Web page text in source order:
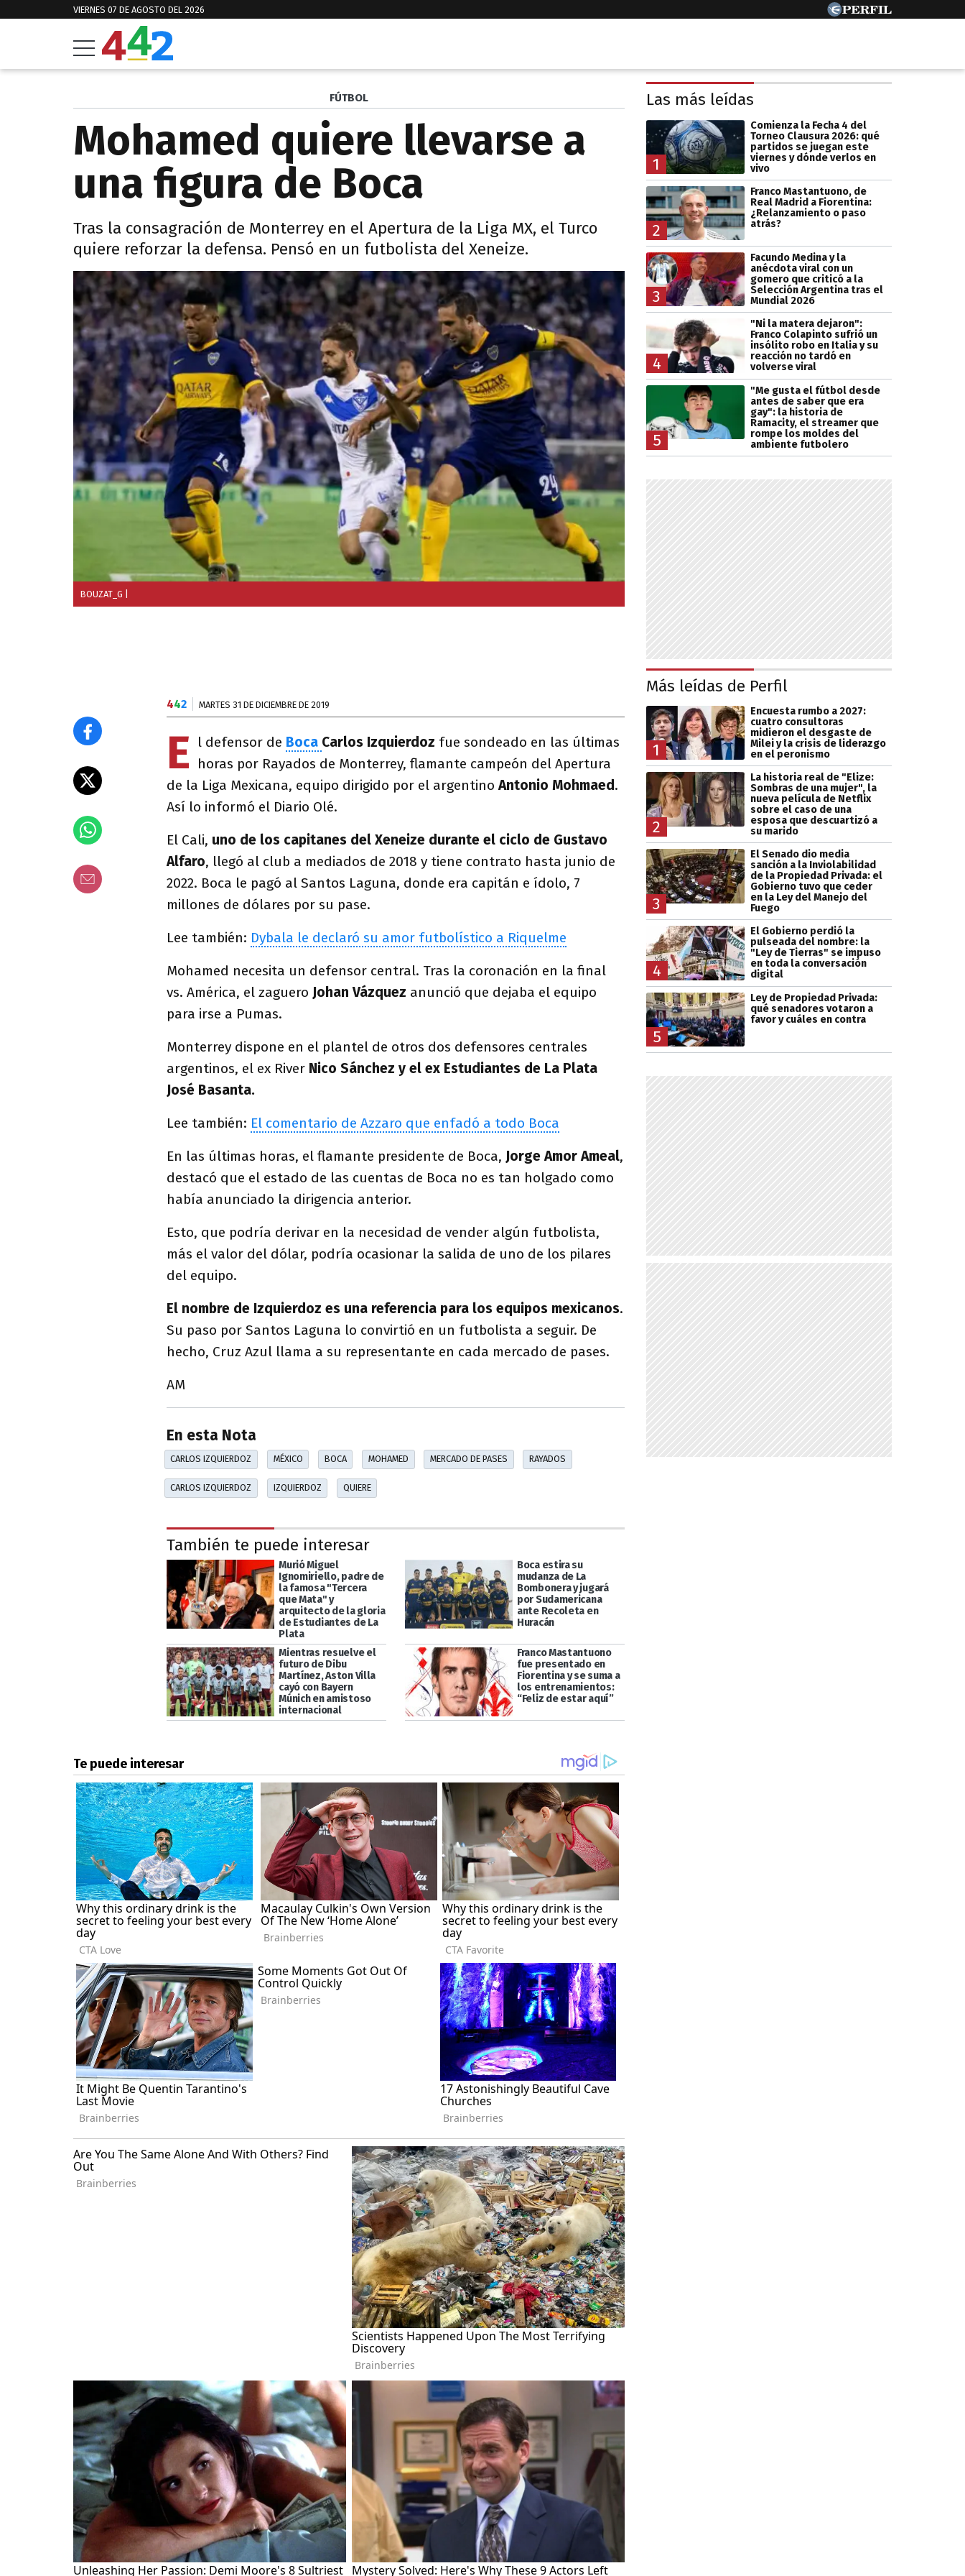
VIERNES 07 DE AGOSTO DEL 2026
FÚTBOL
Mohamed quiere llevarse a
una figura de Boca
Tras la consagración de Monterrey en el Apertura de la Liga MX, el Turco
quiere reforzar la defensa. Pensó en un futbolista del Xeneize.
BOUZAT_G
442 MARTES 31 DE DICIEMBRE DE 2019
E l defensor de Boca Carlos Izquierdoz fue sondeado en las últimas
horas por Rayados de Monterrey, flamante campeón del Apertura
de la Liga Mexicana, equipo dirigido por el argentinoAntonio Mohmaed.
Así lo informó el Diario Olé.
El Cali, uno de los capitanes del Xeneize durante el ciclo de Gustavo
Alfaro, llegó al club a mediados de 2018 y tiene contrato hasta junio de
2022. Boca le pagó al Santos Laguna, donde era capitán e ídolo, 7
millones de dólares por su pase.
Lee también: Dybala le declaró su amor futbolístico a Riquelme
Mohamed necesita un defensor central. Tras la coronación en la final
vs. América, el zaguero Johan Vázquez anunció que dejaba el equipo
para irse a Pumas.
Monterrey dispone en el plantel de otros dos defensores centrales
argentinos, el ex River Nico Sánchez y el ex Estudiantes de La Plata
José Basanta.
Lee también: El comentario de Azzaro que enfadó a todo Boca
En las últimas horas, el flamante presidente de Boca, Jorge Amor Ameal,
destacó que el estado de las cuentas de Boca no es tan holgado como
había anunciado la dirigencia anterior.
Esto, que podría derivar en la necesidad de vender algún futbolista,
más el valor del dólar, podría ocasionar la salida de uno de los pilares
del equipo.
El nombre de Izquierdoz es una referencia para los equipos mexicanos.
Su paso por Santos Laguna lo convirtió en un futbolista a seguir. De
hecho, Cruz Azul llama a su representante en cada mercado de pases.
AM
En esta Nota
CARLOS IZQUIERDOZ MÉXICO BOCA MOHAMED MERCADO DE PASES RAYADOS
CARLOS IZQUIERDOZ IZQUIERDOZ QUIERE
También te puede interesar
Murió Miguel
Ignomiriello, padre de
la famosa "Tercera
que Mata" y
arquitecto de la gloria
de Estudiantes de La
Plata
Boca estira su
mudanza de La
Bombonera y jugará
por Sudamericana
ante Recoleta en
Huracán
Mientras resuelve el
futuro de Dibu
Martínez, Aston Villa
cayó con Bayern
Múnich en amistoso
internacional
Franco Mastantuono
fue presentado en
Fiorentina y se suma a
los entrenamientos:
“Feliz de estar aquí”
Las más leídas
1
Comienza la Fecha 4 del
Torneo Clausura 2026: qué
partidos se juegan este
viernes y dónde verlos en
vivo
2
Franco Mastantuono, de
Real Madrid a Fiorentina:
¿Relanzamiento o paso
atrás?
3
Facundo Medina y la
anécdota viral con un
gomero que criticó a la
Selección Argentina tras el
Mundial 2026
4
"Ni la matera dejaron":
Franco Colapinto sufrió un
insólito robo en Italia y su
reacción no tardó en
volverse viral
5
"Me gusta el fútbol desde
antes de saber que era
gay": la historia de
Ramacity, el streamer que
rompe los moldes del
ambiente futbolero
Más leídas de Perfil
1
Encuesta rumbo a 2027:
cuatro consultoras
midieron el desgaste de
Milei y la crisis de liderazgo
en el peronismo
2
La historia real de "Elize:
Sombras de una mujer", la
nueva película de Netflix
sobre el caso de una
esposa que descuartizó a
su marido
3
El Senado dio media
sanción a la Inviolabilidad
de la Propiedad Privada: el
Gobierno tuvo que ceder
en la Ley del Manejo del
Fuego
4
El Gobierno perdió la
pulseada del nombre: la
"Ley de Tierras" se impuso
en toda la conversación
digital
5
Ley de Propiedad Privada:
qué senadores votaron a
favor y cuáles en contra